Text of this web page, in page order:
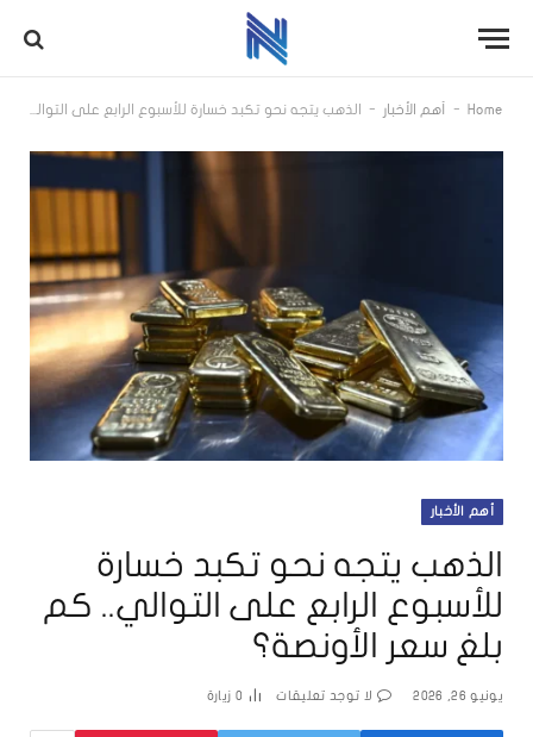
Home
- أهم الأخبار - الذهب يتجه نحو تكبد خسارة للأسبوع الرابع على التوالي.. كم بلغ سعر الأونصة؟
أهم الأخبار
الذهب يتجه نحو تكبد خسارة
للأسبوع الرابع على التوالي.. كم
بلغ سعر الأونصة؟
يونيو 26, 2026 لا توجد تعليقات 0 زيارة